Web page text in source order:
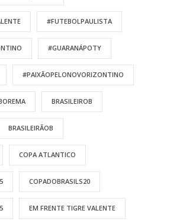
#FUTEBOLPAULISTA
#GUARANÁPOTY
#PAIXÃOPELONOVORIZONTINO
BRASILEIROB
BRASILEIRÃOB
COPA ATLANTICO
COPADOBRASILS20
EM FRENTE TIGRE VALENTE